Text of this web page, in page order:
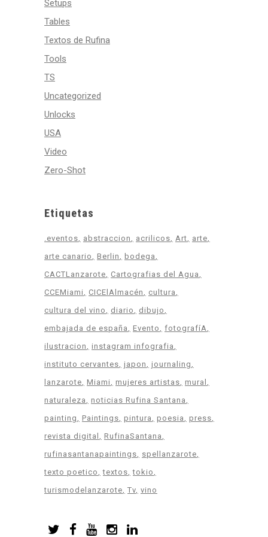
Setups
Tables
Textos de Rufina
Tools
TS
Uncategorized
Unlocks
USA
Video
Zero-Shot
Etiquetas
.eventos abstraccion acrilicos Art
arte
arte canario
Berlin
bodega
CACTLanzarote
Cartografias del Agua
CCEMiami
CICElAlmacén
cultura
cultura del vino
diario
dibujo
embajada de españa
Evento
fotografíA
ilustracion
instagram infografia
instituto cervantes japon
journaling
lanzarote Miami mujeres artistas mural
naturaleza
noticias Rufina Santana
painting
Paintings pintura poesia
press
revista digital
RufinaSantana
rufinasantanapaintings
spellanzarote
texto poetico
textos tokio
turismodelanzarote Tv vino